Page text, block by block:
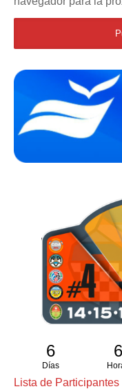
6
Días
6
Lista de Participantes